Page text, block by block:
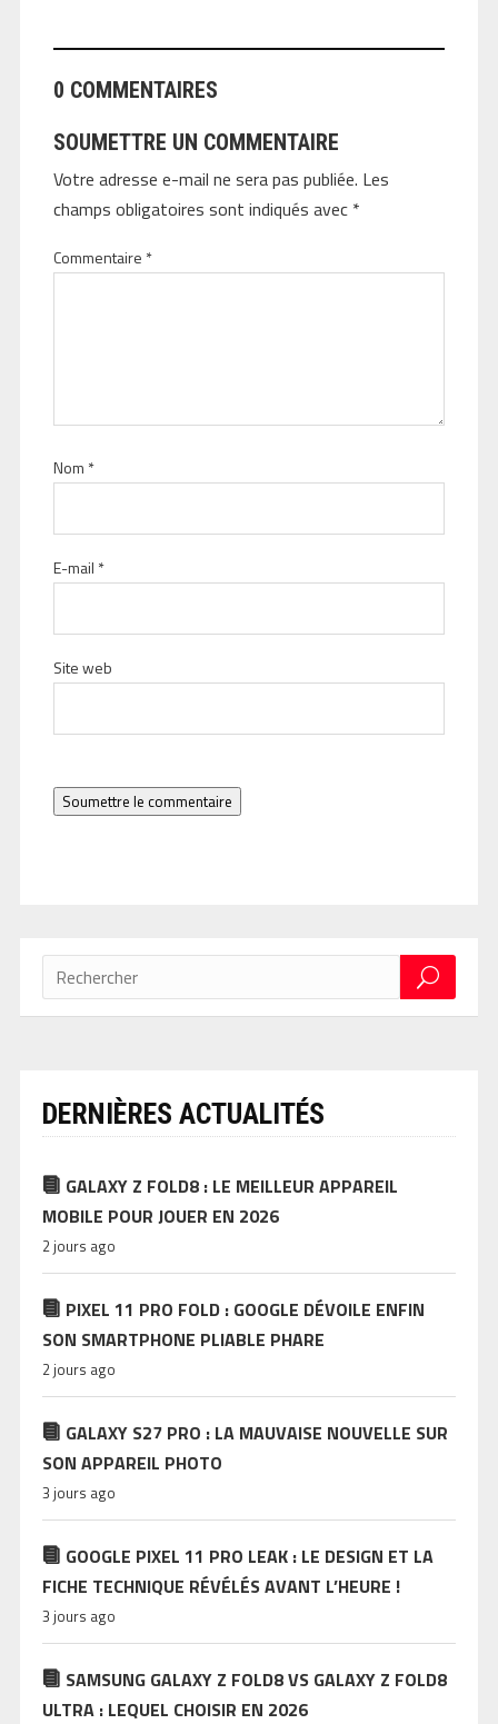
0 COMMENTAIRES
SOUMETTRE UN COMMENTAIRE
Votre adresse e-mail ne sera pas publiée. Les
champs obligatoires sont indiqués avec *
Commentaire *
Nom *
E-mail *
Site web
Soumettre le commentaire
DERNIÈRES ACTUALITÉS
GALAXY Z FOLD8 : LE MEILLEUR APPAREIL
MOBILE POUR JOUER EN 2026
2 jours ago
PIXEL 11 PRO FOLD : GOOGLE DÉVOILE ENFIN
SON SMARTPHONE PLIABLE PHARE
2 jours ago
GALAXY S27 PRO : LA MAUVAISE NOUVELLE SUR
SON APPAREIL PHOTO
3 jours ago
GOOGLE PIXEL 11 PRO LEAK : LE DESIGN ET LA
FICHE TECHNIQUE RÉVÉLÉS AVANT L’HEURE !
3 jours ago
SAMSUNG GALAXY Z FOLD8 VS GALAXY Z FOLD8
ULTRA : LEQUEL CHOISIR EN 2026